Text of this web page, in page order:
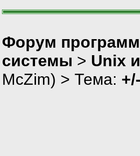
Форум
системы > Unix
McZim) > Тема: